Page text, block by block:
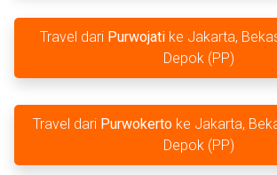
Travel dari Purwojati ke Jakarta,
Depok (PP)
Travel dari Purwokerto ke Jakarta,
Depok (PP)